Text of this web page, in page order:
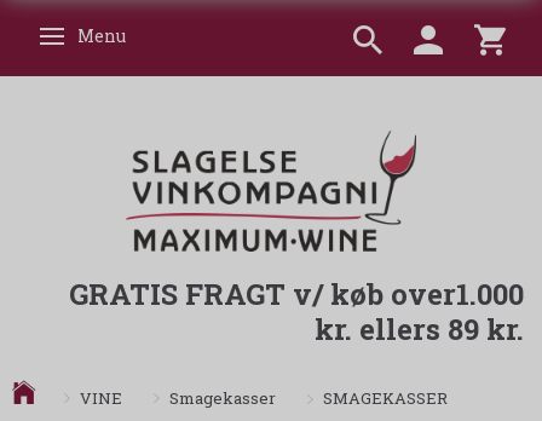
Skifte navigation
Menu
GRATIS FRAGT v/ køb over1.000
kr. ellers 89 kr.
VINE Smagekasser
SMAGEKASSER